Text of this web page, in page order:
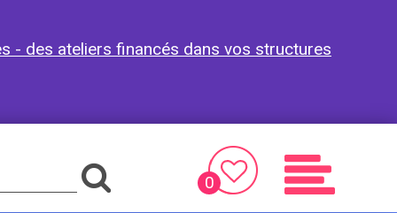
- des ateliers financés dans vos structures
0